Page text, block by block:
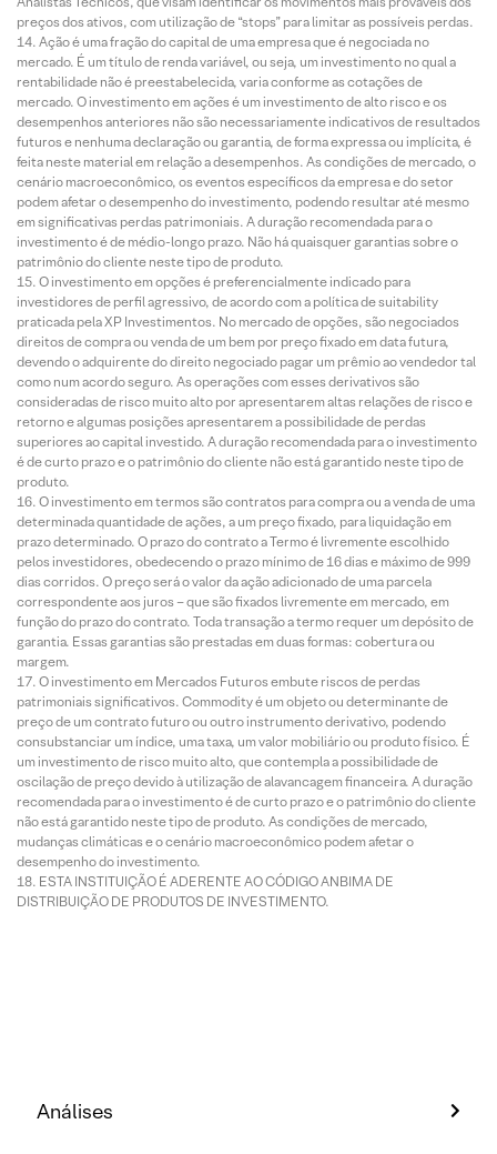
preços dos ativos, com utilização de “stops” para limitar as possíveis perdas.
Ação é uma fração do capital de uma empresa que é negociada no
mercado. É um título de renda variável, ou seja, um investimento no qual a
rentabilidade não é preestabelecida, varia conforme as cotações de
mercado. O investimento em ações é um investimento de alto risco e os
desempenhos anteriores não são necessariamente indicativos de resultados
futuros e nenhuma declaração ou garantia, de forma expressa ou implícita, é
feita neste material em relação a desempenhos. As condições de mercado, o
cenário macroeconômico, os eventos específicos da empresa e do setor
podem afetar o desempenho do investimento, podendo resultar até mesmo
em significativas perdas patrimoniais. A duração recomendada para o
investimento é de médio-longo prazo. Não há quaisquer garantias sobre o
patrimônio do cliente neste tipo de produto.
O investimento em opções é preferencialmente indicado para
investidores de perfil agressivo, de acordo com a política de suitability
praticada pela XP Investimentos. No mercado de opções, são negociados
direitos de compra ou venda de um bem por preço fixado em data futura,
devendo o adquirente do direito negociado pagar um prêmio ao vendedor tal
como num acordo seguro. As operações com esses derivativos são
consideradas de risco muito alto por apresentarem altas relações de risco e
retorno e algumas posições apresentarem a possibilidade de perdas
superiores ao capital investido. A duração recomendada para o investimento
é de curto prazo e o patrimônio do cliente não está garantido neste tipo de
produto.
O investimento em termos são contratos para compra ou a venda de uma
determinada quantidade de ações, a um preço fixado, para liquidação em
prazo determinado. O prazo do contrato a Termo é livremente escolhido
pelos investidores, obedecendo o prazo mínimo de 16 dias e máximo de 999
dias corridos. O preço será o valor da ação adicionado de uma parcela
correspondente aos juros – que são fixados livremente em mercado, em
função do prazo do contrato. Toda transação a termo requer um depósito de
garantia. Essas garantias são prestadas em duas formas: cobertura ou
margem.
O investimento em Mercados Futuros embute riscos de perdas
patrimoniais significativos. Commodity é um objeto ou determinante de
preço de um contrato futuro ou outro instrumento derivativo, podendo
consubstanciar um índice, uma taxa, um valor mobiliário ou produto físico. É
um investimento de risco muito alto, que contempla a possibilidade de
oscilação de preço devido à utilização de alavancagem financeira. A duração
recomendada para o investimento é de curto prazo e o patrimônio do cliente
não está garantido neste tipo de produto. As condições de mercado,
mudanças climáticas e o cenário macroeconômico podem afetar o
desempenho do investimento.
ESTA INSTITUIÇÃO É ADERENTE AO CÓDIGO ANBIMA DE
DISTRIBUIÇÃO DE PRODUTOS DE INVESTIMENTO.
Análises